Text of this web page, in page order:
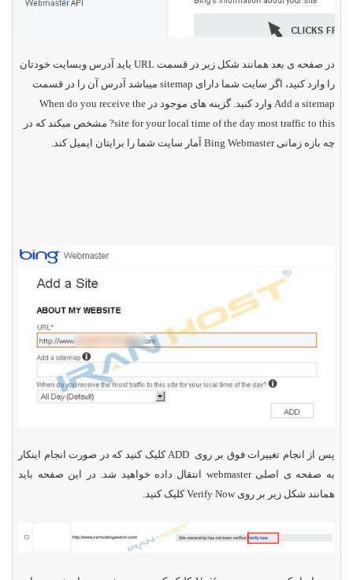
در صفحه ی بعد همانند شکل زیر در قسمتURL باید آدرس وبسایت خودتان
را وارد کنید، اگر سایت شما دارای sitemap میباشد آدرس آن را در قسمت
Add a sitemap وارد کنید. گزینه های موجود درWhen do you receive the
most traffic to this
site for your local time of the day? مشخص میکند که در
چه بازه زمانیBing Webmaster آمار سایت شما را برایتان ایمیل کند.
پس از انجام تغییرات فوق بر روی ADDکلیک کنید که در صورت انجام اینکار
به صفحه ی اصلیwebmaster انتقال داده خواهید شد. در این صفحه باید
همانند شکل زیر بر رویVerify Nowکلیک کنید.